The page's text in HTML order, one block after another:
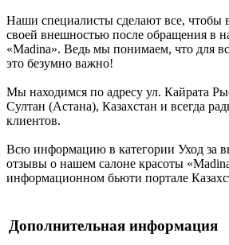
Наши специалисты сделают все,
своей внешностью после обращения в
«Madina». Ведь мы понимаем, что для
это безумно важно!
Мы находимся по адресу ул. Кайрата
Султан (Астана), Казахстан и всегда
клиентов.
Всю информацию в категории Уход за
отзывы о нашем салоне красоты
информационном бьюти портале
Дополнительная информация